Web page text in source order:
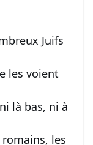
Juifs
les voient
là bas, ni à
les